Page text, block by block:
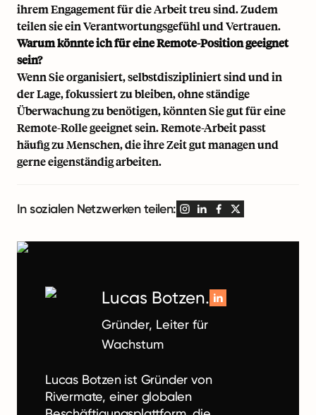
ihrem Engagement für die Arbeit treu sind. Zudem
teilen sie ein Verantwortungsgefühl und Vertrauen.
Warum könnte ich für eine Remote-Position geeignet
sein?
Wenn Sie organisiert, selbstdiszipliniert sind und in
der Lage, fokussiert zu bleiben, ohne ständige
Überwachung zu benötigen, könnten Sie gut für eine
Remote-Rolle geeignet sein. Remote-Arbeit passt
häufig zu Menschen, die ihre Zeit gut managen und
gerne eigenständig arbeiten.
In sozialen Netzwerken teilen:
Lucas Botzen.
Gründer, Leiter für
Wachstum
Lucas Botzen ist Gründer von
Rivermate, einer globalen